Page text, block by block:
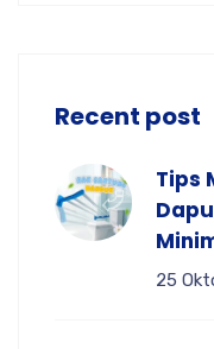
Recent post
Tips
25